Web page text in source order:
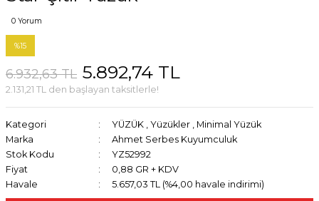
0 Yorum
%15
6.932,63 TL 5.892,74 TL
2.131,21 TL den başlayan taksitlerle!
Kategori YÜZÜK , Yüzükler , Minimal Yüzük
Marka
Ahmet Serbes Kuyumculuk
Stok Kodu
YZ52992
Fiyat
0,88 GR + KDV
Havale
5.657,03 TL (%4,00 havale indirimi)